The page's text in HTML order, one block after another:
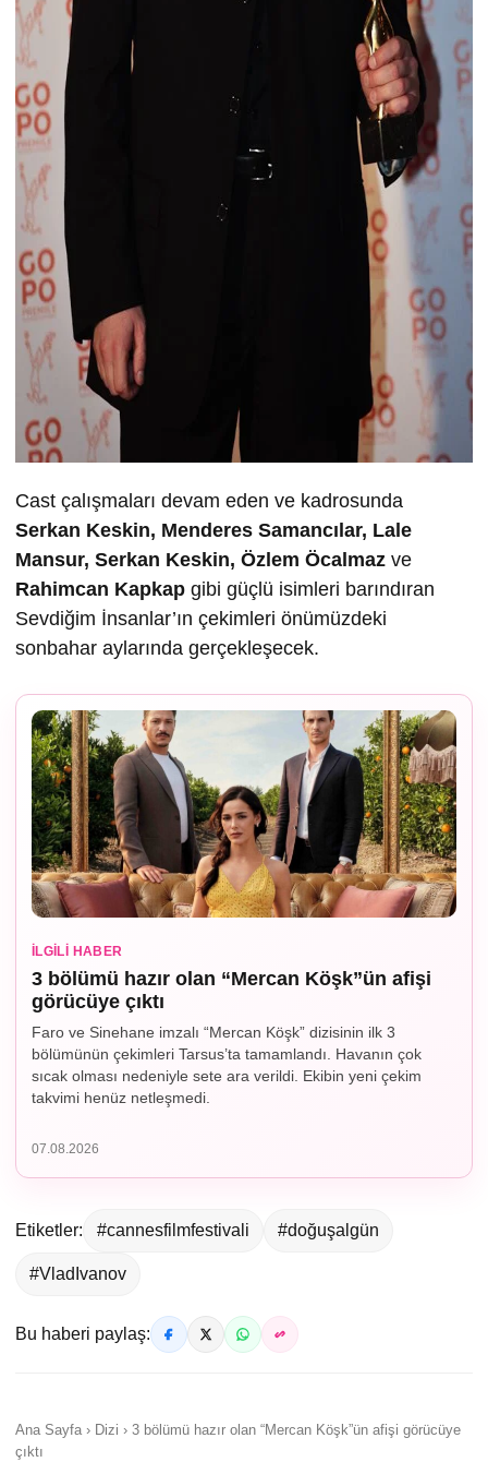
Cast çalışmaları devam eden ve kadrosunda
Serkan Keskin, Menderes Samancılar, Lale
Mansur, Serkan Keskin, Özlem Öcalmaz ve
Rahimcan Kapkap gibi güçlü isimleri barındıran
Sevdiğim İnsanlar’ın çekimleri önümüzdeki
sonbahar aylarında gerçekleşecek.
İLGILI HABER
3 bölümü hazır olan “Mercan Köşk”ün afişi
görücüye çıktı
Faro ve Sinehane imzalı “Mercan Köşk” dizisinin ilk 3
bölümünün çekimleri Tarsus’ta tamamlandı. Havanın çok
sıcak olması nedeniyle sete ara verildi. Ekibin yeni çekim
takvimi henüz netleşmedi.
07.08.2026
Etiketler: #cannesfilmfestivali #doğuşalgün
#VladIvanov
Bu haberi paylaş:
Ana Sayfa › Dizi › 3 bölümü hazır olan “Mercan Köşk”ün afişi görücüye
çıktı